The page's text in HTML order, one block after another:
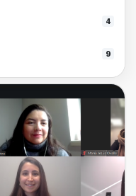
4
9